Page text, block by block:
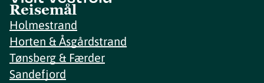
Reisemål
Holmestrand
Horten & Åsgårdstrand
Tønsberg & Færder
Sandefjord